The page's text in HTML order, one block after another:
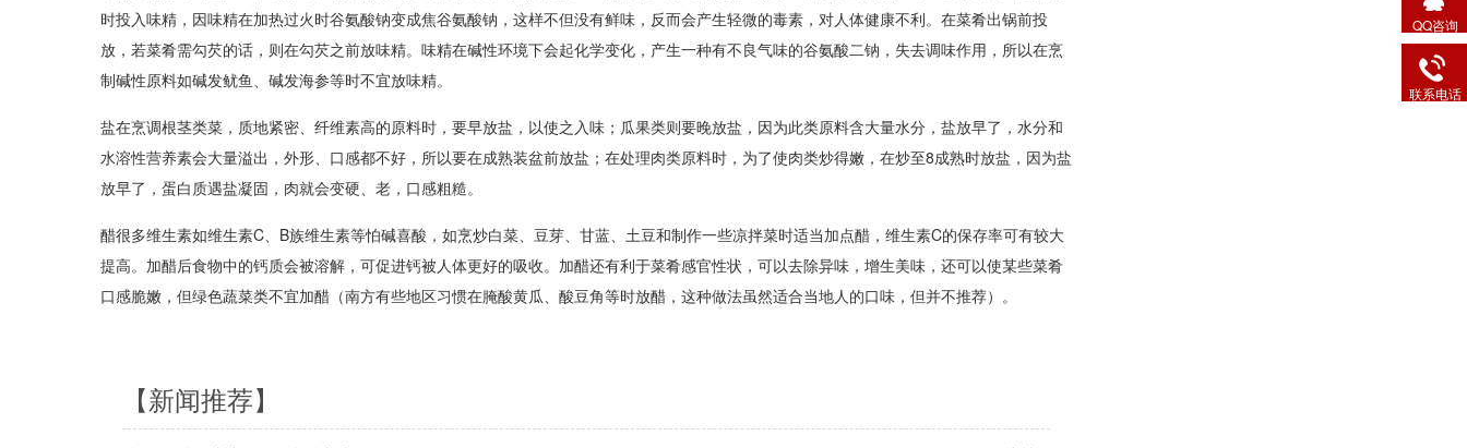
时投入味精，因味精在加热过火时谷氨酸钠变成焦谷氨酸钠，这样不但没有鲜味，反而会产生轻微的毒素，对人体健康不利。在菜肴出锅前投
放，若菜肴需勾芡的话，则在勾芡之前放味精。味精在碱性环境下会起化学变化，产生一种有不良气味的谷氨酸二钠，失去调味作用，所以在烹
制碱性原料如碱发鱿鱼、碱发海参等时不宜放味精。
盐在烹调根茎类菜，质地紧密、纤维素高的原料时，要早放盐，以使之入味；瓜果类则要晚放盐，因为此类原料含大量水分，盐放早了，水分和
水溶性营养素会大量溢出，外形、口感都不好，所以要在成熟装盆前放盐；在处理肉类原料时，为了使肉类炒得嫩，在炒至8成熟时放盐，因为盐
放早了，蛋白质遇盐凝固，肉就会变硬、老，口感粗糙。
醋很多维生素如维生素C、B族维生素等怕碱喜酸，如烹炒白菜、豆芽、甘蓝、土豆和制作一些凉拌菜时适当加点醋，维生素C的保存率可有较大
提高。加醋后食物中的钙质会被溶解，可促进钙被人体更好的吸收。加醋还有利于菜肴感官性状，可以去除异味，增生美味，还可以使某些菜肴
口感脆嫩，但绿色蔬菜类不宜加醋（南方有些地区习惯在腌酸黄瓜、酸豆角等时放醋，这种做法虽然适合当地人的口味，但并不推荐）。
【新闻推荐】
QQ咨询
联系电话